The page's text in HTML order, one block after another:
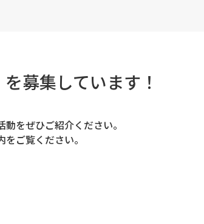
募集しています！
をぜひご紹介ください。
ご覧ください。